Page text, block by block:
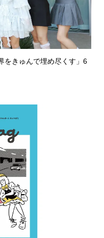
きゅんで埋め尽くす」6